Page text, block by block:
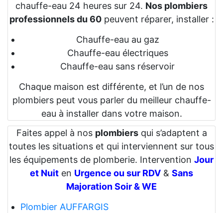
chauffe-eau 24 heures sur 24. Nos plombiers
professionnels du 60peuvent réparer, installer :
Chauffe-eau au gaz
Chauffe-eau électriques
Chauffe-eau sans réservoir
Chaque maison est différente, et l’un de nos
plombiers peut vous parler du meilleur chauffe-
eau à installer dans votre maison.
Faites appel à nos plombiersqui s’adaptent a
toutes les situations et qui interviennent sur tous
les équipements de plomberie. Intervention Jour
et Nuit en Urgence ou sur RDV & Sans
Majoration Soir & WE
Plombier AUFFARGIS